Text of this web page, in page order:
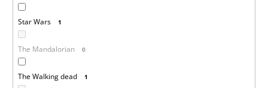
Star Wars 1
The Mandalorian 0
The Walking dead 1